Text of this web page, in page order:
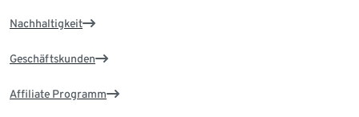
Nachhaltigkeit
Geschäftskunden
Affiliate Programm